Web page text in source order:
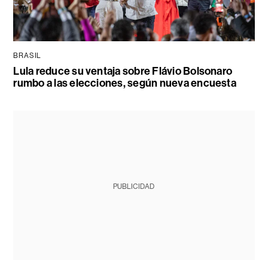
BRASIL
Lula reduce su ventaja sobre Flávio Bolsonaro
rumbo a las elecciones, según nueva encuesta
PUBLICIDAD